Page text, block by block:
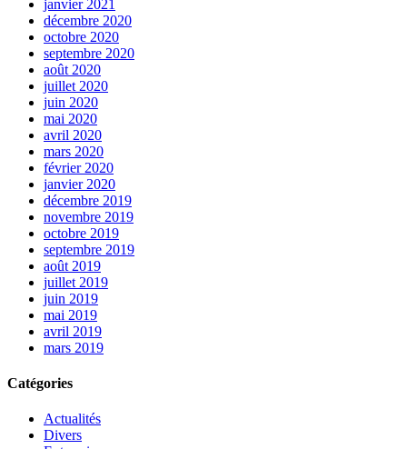
janvier 2021
décembre 2020
octobre 2020
septembre 2020
août 2020
juillet 2020
juin 2020
mai 2020
avril 2020
mars 2020
février 2020
janvier 2020
décembre 2019
novembre 2019
octobre 2019
septembre 2019
août 2019
juillet 2019
juin 2019
mai 2019
avril 2019
mars 2019
Catégories
Actualités
Divers